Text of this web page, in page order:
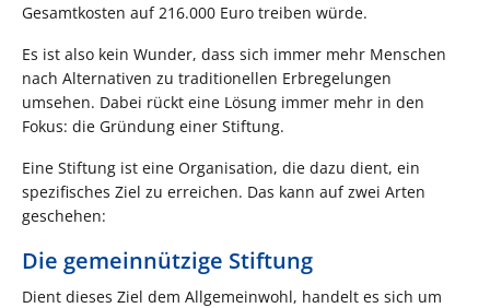
Gesamtkosten auf 216.000 Euro treiben würde.
Es ist also kein Wunder, dass sich immer mehr Menschen
nach Alternativen zu traditionellen Erbregelungen
umsehen. Dabei rückt eine Lösung immer mehr in den
Fokus: die Gründung einer Stiftung.
Eine Stiftung ist eine Organisation, die dazu dient, ein
spezifisches Ziel zu erreichen. Das kann auf zwei Arten
geschehen:
Die gemeinnützige Stiftung
Dient dieses Ziel dem Allgemeinwohl, handelt es sich um